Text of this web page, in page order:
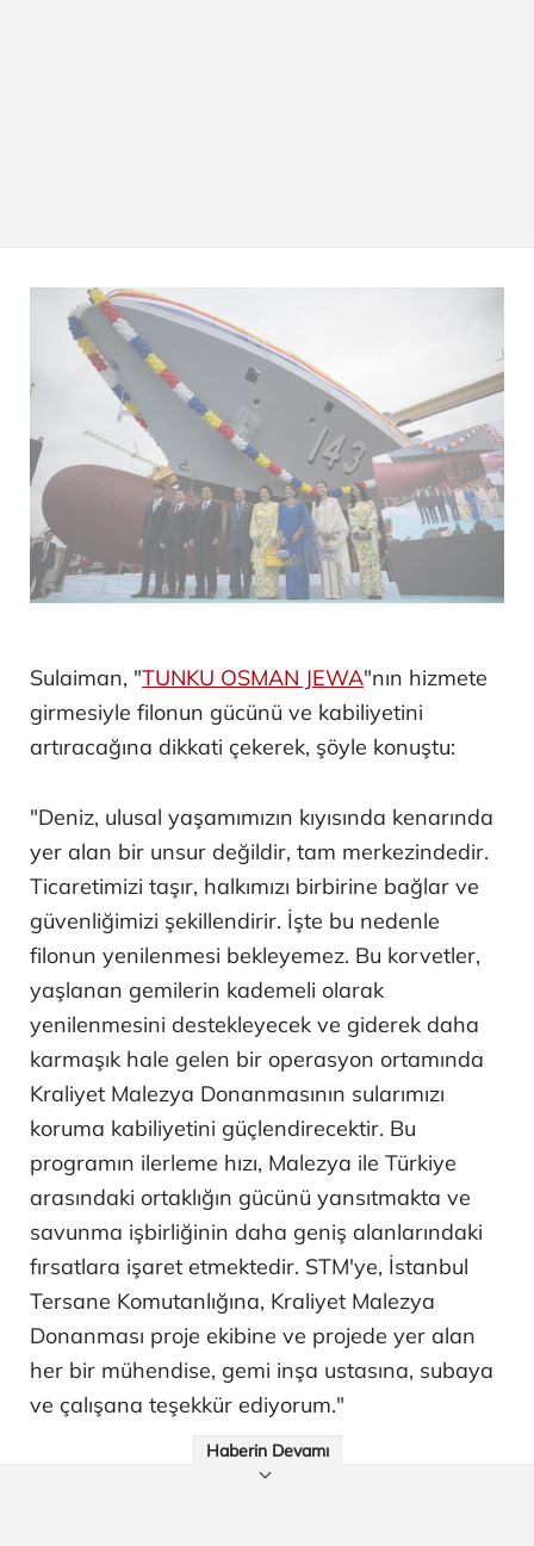
Sulaiman, "TUNKU OSMAN JEWA"nın hizmete
girmesiyle filonun gücünü ve kabiliyetini
artıracağına dikkati çekerek, şöyle konuştu:
"Deniz, ulusal yaşamımızın kıyısında kenarında
yer alan bir unsur değildir, tam merkezindedir.
Ticaretimizi taşır, halkımızı birbirine bağlar ve
güvenliğimizi şekillendirir. İşte bu nedenle
filonun yenilenmesi bekleyemez. Bu korvetler,
yaşlanan gemilerin kademeli olarak
yenilenmesini destekleyecek ve giderek daha
karmaşık hale gelen bir operasyon ortamında
Kraliyet Malezya Donanmasının sularımızı
koruma kabiliyetini güçlendirecektir. Bu
programın ilerleme hızı, Malezya ile Türkiye
arasındaki ortaklığın gücünü yansıtmakta ve
savunma işbirliğinin daha geniş alanlarındaki
fırsatlara işaret etmektedir. STM'ye, İstanbul
Tersane Komutanlığına, Kraliyet Malezya
Donanması proje ekibine ve projede yer alan
her bir mühendise, gemi inşa ustasına, subaya
ve çalışana teşekkür ediyorum."
Haberin Devamı